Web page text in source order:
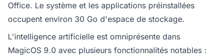
Office. Le système et les applications préinstallées
occupent environ 30 Go d'espace de stockage.
L'intelligence artificielle est omniprésente dans
MagicOS 9.0 avec plusieurs fonctionnalités notables :